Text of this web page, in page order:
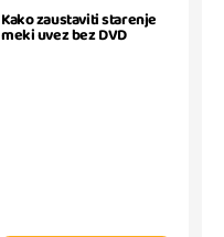
Kako zaustaviti starenje
meki uvez bez DVD